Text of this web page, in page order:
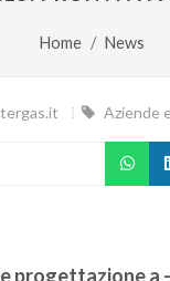
Home News
Aziende
progettazione a